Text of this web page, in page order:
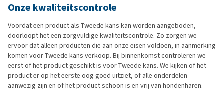
Onze kwaliteitscontrole
Voordat een product als Tweede kans kan worden aangeboden,
doorloopt het een zorgvuldige kwaliteitscontrole. Zo zorgen we
ervoor dat alleen producten die aan onze eisen voldoen, in aanmerking
komen voor Tweede kans verkoop. Bij binnenkomst controleren we
eerst of het product geschikt is voor Tweede kans. We kijken of het
product er op het eerste oog goed uitziet, of alle onderdelen
aanwezig zijn en of het product schoon is en vrij van hondenharen.